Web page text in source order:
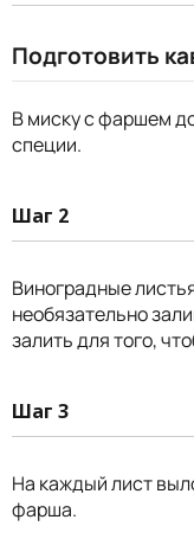
Подготовить
В миску с фаршем
специи.
Шаг 2
Виноградные
необязательно
залить для того,
Шаг 3
На каждый лист
фарша.